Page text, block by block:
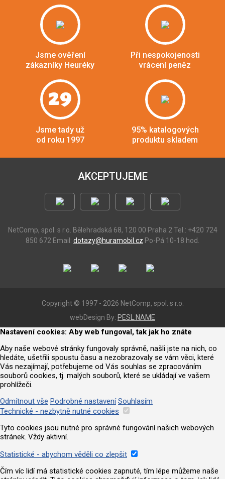
Jsme ověření
zákazníky Heuréky
Při nespokojenosti
vrácení peněz
29
Jsme tady už
od roku 1997
95% katalogových
produktu skladem
AKCEPTUJEME
NetComp, spol. s r.o. Bělehradská 68, 120 00 Praha 2 Tel.: +420 724
850 672 Email: dotazy@huramobil.cz Po-Pá 10-18 hod.
Copyright © 1997 - 2026 NetComp, spol. s r.o.
webDesign By: PESL.NAME
Nastavení cookies: Aby web fungoval, tak jak ho znáte
Aby naše webové stránky fungovaly správně, našli jste na nich, co
hledáte, ušetřili spoustu času a nezobrazovaly se vám věci, které
Vás nezajímají, potřebujeme od Vás souhlas se zpracováním
souborů cookies, tj. malých souborů, které se ukládají ve vašem
prohlížeči.
Odmítnout vše Podrobné nastavení Souhlasím
Technické - nezbytně nutné cookies
Tyto cookies jsou nutné pro správné fungování našich webových
stránek. Vždy aktivní.
Statistické - abychom věděli co zlepšit
Čím víc lidí má statistické cookies zapnuté, tím lépe můžeme naše